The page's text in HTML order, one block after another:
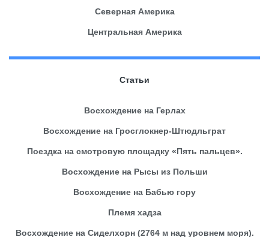
Северная Америка
Центральная Америка
Статьи
Восхождение на Герлах
Восхождение на Гросглокнер-Штюдльграт
Поездка на смотровую площадку «Пять пальцев».
Восхождение на Рысы из Польши
Восхождение на Бабью гору
Племя хадза
Восхождение на Сиделхорн (2764 м над уровнем моря).